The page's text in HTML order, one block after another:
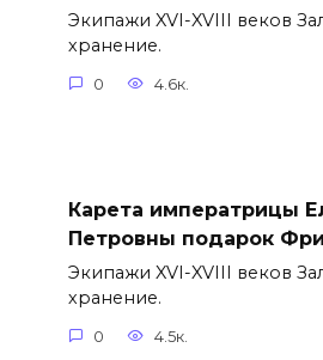
Экипажи XVI-XVIII веков
хранение.
0 4.6к.
Карета императрицы
Петровны подарок
Экипажи XVI-XVIII веков
хранение.
0 4.5к.